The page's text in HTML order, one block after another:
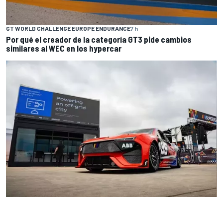
GT WORLD CHALLENGE EUROPE ENDURANCE7 h
Por qué el creador de la categoría GT3 pide cambios
similares al WEC en los hypercar